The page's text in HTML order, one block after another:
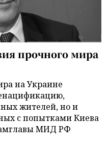
прочного мира
на Украине
жителей, но и
с попытками Киева
МИД РФ